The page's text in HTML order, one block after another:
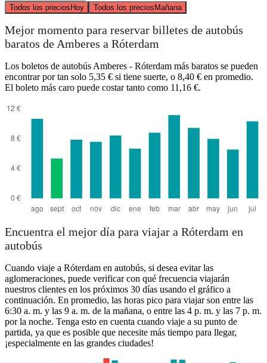
Todos los preciosHoy Todos los preciosMañana
Mejor momento para reservar billetes de autobús
baratos de Amberes a Róterdam
Los boletos de autobús Amberes - Róterdam más baratos se pueden
encontrar por tan solo 5,35 € si tiene suerte, o 8,40 € en promedio.
El boleto más caro puede costar tanto como 11,16 €.
Encuentra el mejor día para viajar a Róterdam en
autobús
Cuando viaje a Róterdam en autobús, si desea evitar las
aglomeraciones, puede verificar con qué frecuencia viajarán
nuestros clientes en los próximos 30 días usando el gráfico a
continuación. En promedio, las horas pico para viajar son entre las
6:30 a. m. y las 9 a. m. de la mañana, o entre las 4 p. m. y las 7 p. m.
por la noche. Tenga esto en cuenta cuando viaje a su punto de
partida, ya que es posible que necesite más tiempo para llegar,
¡especialmente en las grandes ciudades!